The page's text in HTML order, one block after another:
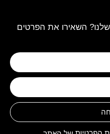
השאירו את הפרטים